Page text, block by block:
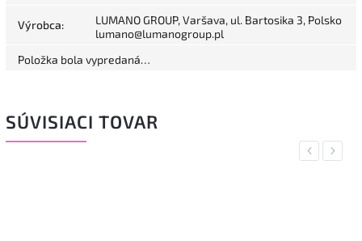
Výrobca:
LUMANO GROUP, Varšava, ul. Bartosika 3, Polsko
lumano@lumanogroup.pl
Položka bola vypredaná…
SÚVISIACI TOVAR
Previous
Next